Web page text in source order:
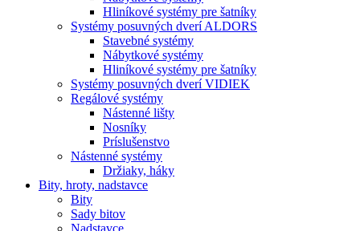
Hliníkové systémy pre šatníky
Systémy posuvných dverí ALDORS
Stavebné systémy
Nábytkové systémy
Hliníkové systémy pre šatníky
Systémy posuvných dverí VIDIEK
Regálové systémy
Nástenné lišty
Nosníky
Príslušenstvo
Nástenné systémy
Držiaky, háky
Bity, hroty, nadstavce
Bity
Sady bitov
Nadstavce